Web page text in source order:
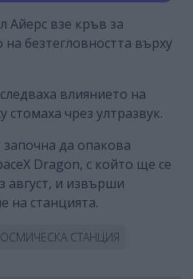
Айерс взе кръв за
безтегловността върху
влиянието на
стомаха чрез ултразвук.
да опакова
Dragon, с който ще се
август, и извърши
на станцията.
СТАНЦИЯ